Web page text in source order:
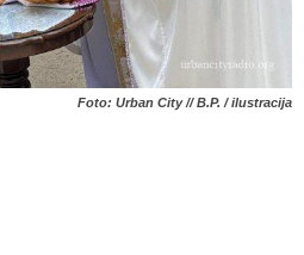
Foto: Urban City // B.P. / ilustracija